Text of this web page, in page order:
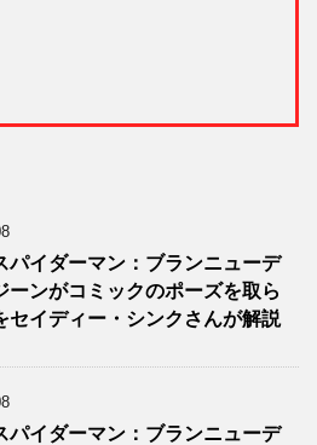
パイダーマン：ブランニューデ
ーンがコミックのポーズを取ら
セイディー・シンクさんが解説
パイダーマン：ブランニューデ